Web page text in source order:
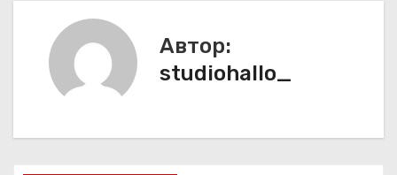
г
Автор:
studiohallo_